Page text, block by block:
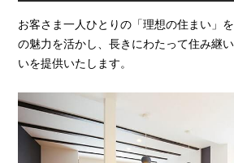
お客さま一人ひとりの「理想の住まい」
の魅力を活かし、長きにわたって住み継
いを提供いたします。